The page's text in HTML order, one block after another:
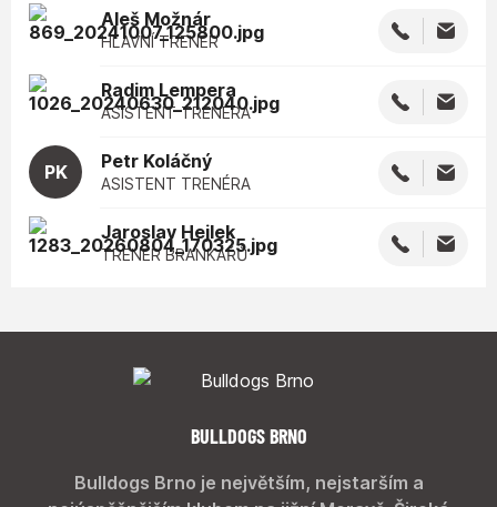
Aleš Možnár
HLAVNÍ TRENÉR
Radim Lempera
ASISTENT TRENÉRA
PK Petr Koláčný
ASISTENT TRENÉRA
Jaroslav Hejlek
TRENÉR BRANKÁŘŮ
BULLDOGS BRNO
Bulldogs Brno je největším, nejstarším a